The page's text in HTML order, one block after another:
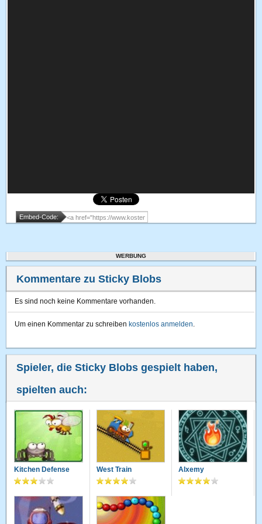
Embed-Code:
WERBUNG
Kommentare zu Sticky Blobs
Es sind noch keine Kommentare vorhanden.
Um einen Kommentar zu schreiben kostenlos anmelden.
Spieler, die Sticky Blobs gespielt haben,
spielten auch:
Kitchen Defense West Train Alxemy